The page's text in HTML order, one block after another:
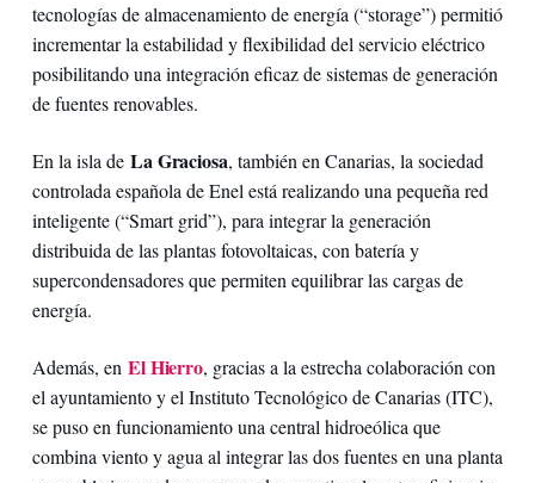
tecnologías de almacenamiento de energía (“storage”) permitió
incrementar la estabilidad y flexibilidad del servicio eléctrico
posibilitando una integración eficaz de sistemas de generación
de fuentes renovables.
En la isla de La Graciosa, también en Canarias, la sociedad
controlada española de Enel está realizando una pequeña red
inteligente (“Smart grid”), para integrar la generación
distribuida de las plantas fotovoltaicas, con batería y
supercondensadores que permiten equilibrar las cargas de
energía.
Además, en El Hierro, gracias a la estrecha colaboración con
el ayuntamiento y el Instituto Tecnológico de Canarias (ITC),
se puso en funcionamiento una central hidroeólica que
combina viento y agua al integrar las dos fuentes en una planta